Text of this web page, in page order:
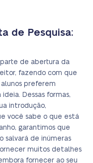
de Pesquisa:
de abertura da
fazendo com que
preferem
Dessas formas,
introdução,
você sabe o que está
garantimos que
salvará de inúmeras
muitos detalhes
fornecer ao seu